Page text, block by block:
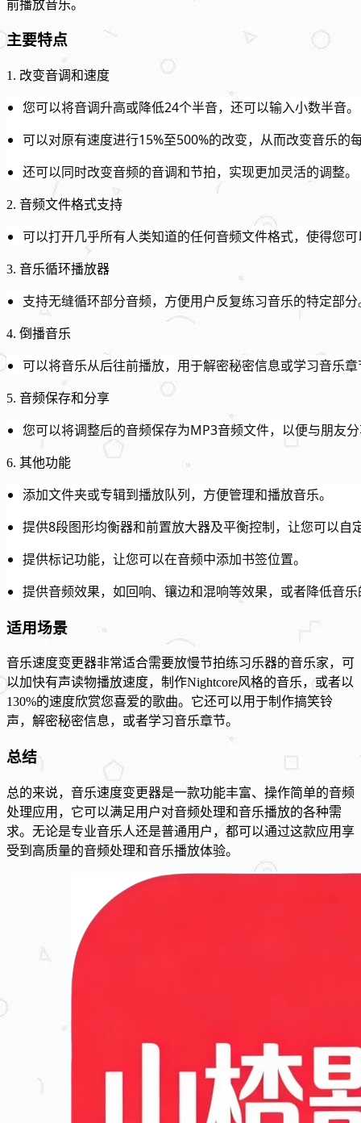
前播放音乐。
主要特点
1. 改变音调和速度
您可以将音调升高或降低24个半音，还可以输入小数半音。
可以对原有速度进行15%至500%的改变，从而改变音乐的
还可以同时改变音频的音调和节拍，实现更加灵活的调整。
2. 音频文件格式支持
可以打开几乎所有人类知道的任何音频文件格式，使得您
3. 音乐循环播放器
支持无缝循环部分音频，方便用户反复练习音乐的特定部分
4. 倒播音乐
可以将音乐从后往前播放，用于解密秘密信息或学习音乐
5. 音频保存和分享
您可以将调整后的音频保存为MP3音频文件，以便与朋友
6. 其他功能
添加文件夹或专辑到播放队列，方便管理和播放音乐。
提供8段图形均衡器和前置放大器及平衡控制，让您可以自
提供标记功能，让您可以在音频中添加书签位置。
提供音频效果，如回响、镶边和混响等效果，或者降低音
适用场景
音乐速度变更器非常适合需要放慢节拍练习乐器的音乐家，可
以加快有声读物播放速度，制作Nightcore风格的音乐，或者以
130%的速度欣赏您喜爱的歌曲。它还可以用于制作搞笑铃
声，解密秘密信息，或者学习音乐章节。
总结
总的来说，音乐速度变更器是一款功能丰富、操作简单的音频
处理应用，它可以满足用户对音频处理和音乐播放的各种需
求。无论是专业音乐人还是普通用户，都可以通过这款应用享
受到高质量的音频处理和音乐播放体验。